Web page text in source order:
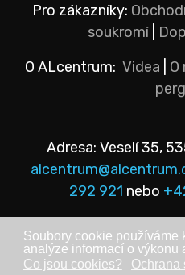
Soubory cookie používáme
analýze informací o výkonu
Co jsou cookies?
Ochrana
Pro zákazníky:
soukromí|
O ALcentrum: Videa O
Adresa: Veselí 35,
292 921 nebo
© Copyright 2025 - ALcentrum